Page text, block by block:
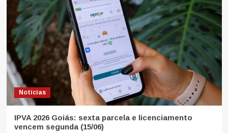
Notícias
IPVA 2026 Goiás: sexta parcela e licenciamento
vencem segunda (15/06)